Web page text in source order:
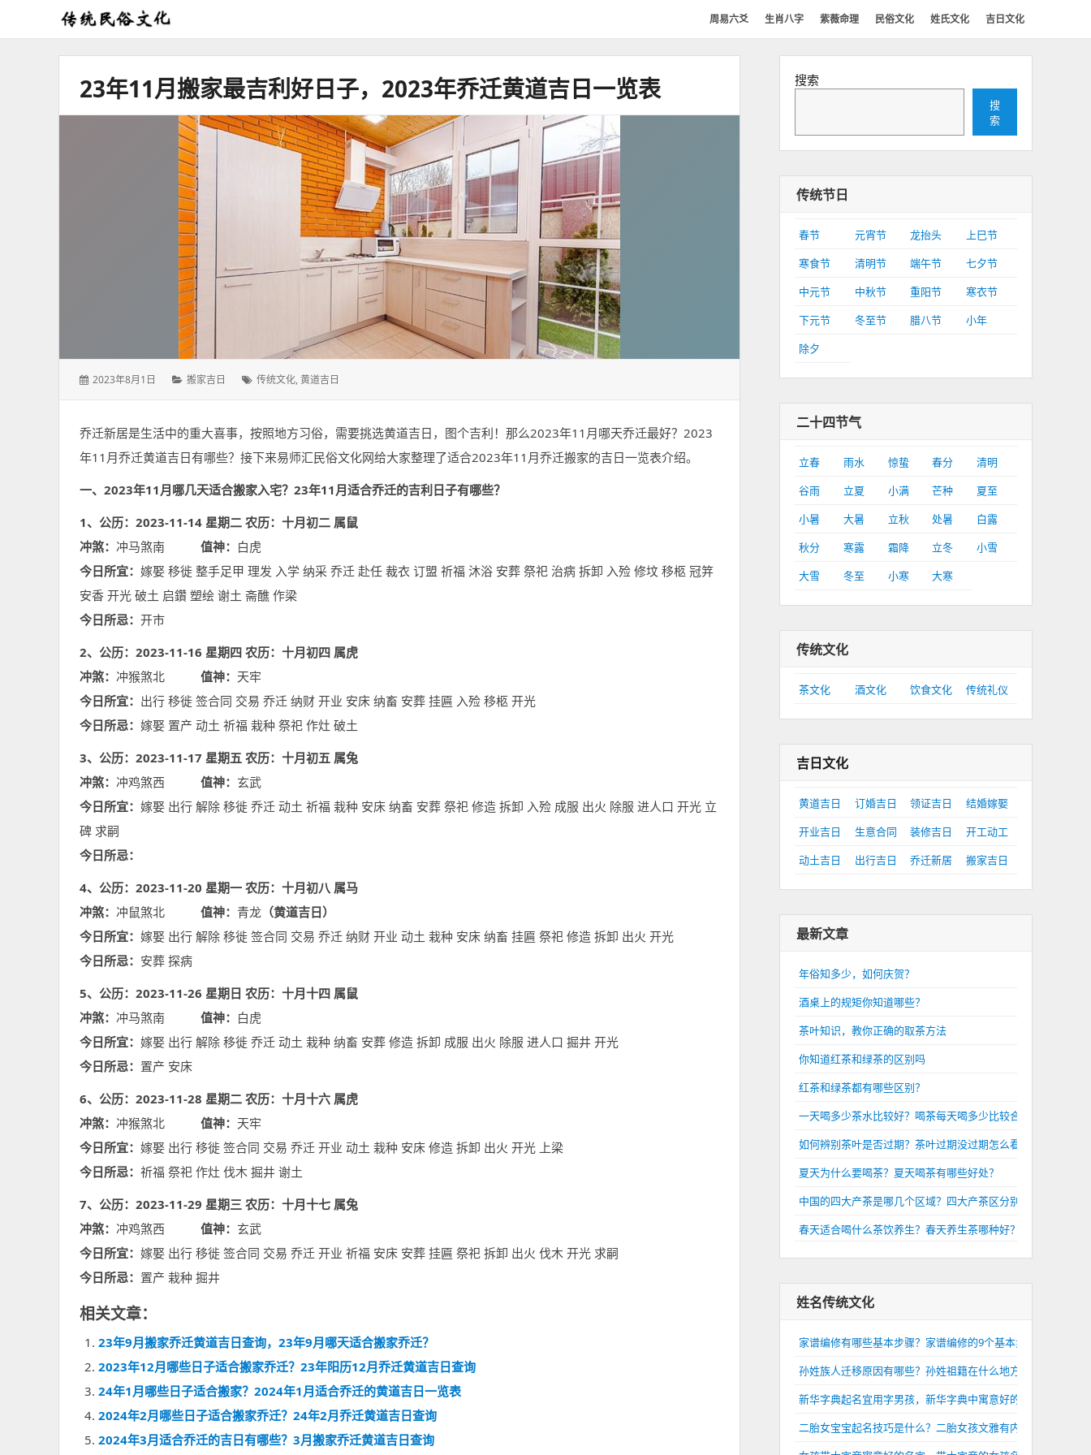
弘
扬
周易六爻 生肖八字 紫薇命理 民俗文化 姓氏文化 吉日文化
23年11月搬家最吉利好日子，2023年乔迁黄道吉日一览表
发
2023年8月1日
分
搬家吉日
标
传统文化,黄道吉日
乔迁新居是生活中的重大喜事，按照地方习俗，需要挑选黄道吉日，图个吉利！那么2023年11月哪天乔迁最好？2023
年11月乔迁黄道吉日有哪些？接下来易师汇民俗文化网给大家整理了适合2023年11月乔迁搬家的吉日一览表介绍。
一、2023年11月哪几天适合搬家入宅？23年11月适合乔迁的吉利日子有哪些？
1、公历：2023-11-14 星期二 农历：十月初二 属鼠
冲煞： 冲马煞南 值神： 白虎
今日所宜： 嫁娶 移徙 整手足甲 理发 入学 纳采 乔迁 赴任 裁衣 订盟 祈福 沐浴 安葬 祭祀 治病 拆卸 入殓 修坟 移柩 冠笄
安香 开光 破土 启鑽 塑绘 谢土 斋醮 作梁
今日所忌： 开市
2、公历：2023-11-16 星期四 农历：十月初四 属虎
冲煞： 冲猴煞北 值神： 天牢
今日所宜： 出行 移徙 签合同 交易 乔迁 纳财 开业 安床 纳畜 安葬 挂匾 入殓 移柩 开光
今日所忌： 嫁娶 置产 动土 祈福 栽种 祭祀 作灶 破土
3、公历：2023-11-17 星期五 农历：十月初五 属兔
冲煞： 冲鸡煞西 值神： 玄武
今日所宜： 嫁娶 出行 解除 移徙 乔迁 动土 祈福 栽种 安床 纳畜 安葬 祭祀 修造 拆卸 入殓 成服 出火 除服 进人口 开光 立
碑 求嗣
今日所忌：
4、公历：2023-11-20 星期一 农历：十月初八 属马
冲煞： 冲鼠煞北 值神： 青龙 （黄道吉日）
今日所宜： 嫁娶 出行 解除 移徙 签合同 交易 乔迁 纳财 开业 动土 栽种 安床 纳畜 挂匾 祭祀 修造 拆卸 出火 开光
今日所忌： 安葬 探病
5、公历：2023-11-26 星期日 农历：十月十四 属鼠
冲煞： 冲马煞南 值神： 白虎
今日所宜： 嫁娶 出行 解除 移徙 乔迁 动土 栽种 纳畜 安葬 修造 拆卸 成服 出火 除服 进人口 掘井 开光
今日所忌： 置产 安床
6、公历：2023-11-28 星期二 农历：十月十六 属虎
冲煞： 冲猴煞北 值神： 天牢
今日所宜： 嫁娶 出行 移徙 签合同 交易 乔迁 开业 动土 栽种 安床 修造 拆卸 出火 开光 上梁
今日所忌： 祈福 祭祀 作灶 伐木 掘井 谢土
7、公历：2023-11-29 星期三 农历：十月十七 属兔
冲煞： 冲鸡煞西 值神： 玄武
今日所宜： 嫁娶 出行 移徙 签合同 交易 乔迁 开业 祈福 安床 安葬 挂匾 祭祀 拆卸 出火 伐木 开光 求嗣
今日所忌： 置产 栽种 掘井
相关文章：
23年9月搬家乔迁黄道吉日查询，23年9月哪天适合搬家乔迁？
2023年12月哪些日子适合搬家乔迁？23年阳历12月乔迁黄道吉日查询
24年1月哪些日子适合搬家？2024年1月适合乔迁的黄道吉日一览表
2024年2月哪些日子适合搬家乔迁？24年2月乔迁黄道吉日查询
2024年3月适合乔迁的吉日有哪些？3月搬家乔迁黄道吉日查询
搜索
搜
索
传统节日
春节 元宵节 龙抬头
上巳节
寒食节
清明节 端午节
七夕节
中元节
中秋节 重阳节
寒衣节
下元节
冬至节 腊八节
小年
除夕
二十四节气
立春 雨水 惊蛰 春分
清明
谷雨
立夏 小满 芒种
夏至
小暑
大暑 立秋 处暑
白露
秋分
寒露 霜降 立冬
小雪
大雪
冬至 小寒 大寒
传统文化
茶文化 酒文化 饮食文化 传统礼仪
吉日文化
黄道吉日 订婚吉日 领证吉日
结婚嫁娶
开业吉日
生意合同 装修吉日
开工动工
动土吉日
出行吉日 乔迁新居 搬家吉日
最新文章
年俗知多少，如何庆贺？
酒桌上的规矩你知道哪些？
茶叶知识，教你正确的取茶方法
你知道红茶和绿茶的区别吗
红茶和绿茶都有哪些区别？
一天喝多少茶水比较好？喝茶每天喝多少比较合适？
如何辨别茶叶是否过期？茶叶过期没过期怎么看？
夏天为什么要喝茶？夏天喝茶有哪些好处？
中国的四大产茶是哪几个区域？四大产茶区分别是哪里？
春天适合喝什么茶饮养生？春天养生茶哪种好？
姓名传统文化
家谱编修有哪些基本步骤？家谱编修的9个基本步骤介绍
孙姓族人迁移原因有哪些？孙姓祖籍在什么地方？
新华字典起名宜用字男孩，新华字典中寓意好的男孩名字
二胎女宝宝起名技巧是什么？二胎女孩文雅有内涵的名字